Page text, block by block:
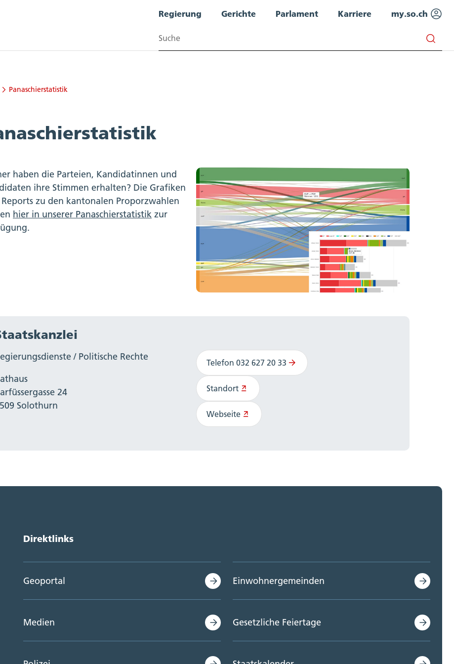
Regierung Gerichte Parlament Karriere my.so.ch
Suchen
Panaschierstatistik
haben die Parteien, Kandidatinnen und
ihre Stimmen erhalten? Die Grafiken
zu den kantonalen Proporzwahlen
hier in unserer Panaschierstatistik zur
/ Politische Rechte
24
Solothurn
Telefon 032 627 20 33
Standort
Webseite
Direktlinks
Geoportal
Medien
Einwohnergemeinden
Gesetzliche Feiertage